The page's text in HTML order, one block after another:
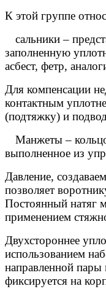
К этой группе
–
заполненную
асбест, фетр,
Для компенсации
контактным
(подтяжку) и
Манжеты–
выполненное из
Давление,
позволяет
Постоянный натяг
применением
Двухстороннее
использованием
направленной
фиксируется на